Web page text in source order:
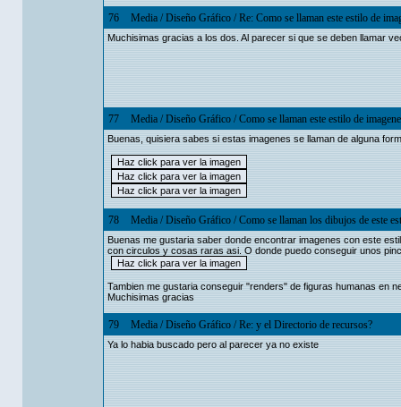
76 Media/Diseño Gráfico/Re: Como se llaman este estilo de
Muchisimas gracias a los dos. Al parecer si que se deben llamar
77 Media/Diseño Gráfico/Como se llaman este estilo de
Buenas, quisiera sabes si estas imagenes se llaman de alguna
78 Media/Diseño Gráfico/Como se llaman los dibujos de este
Buenas me gustaria saber donde encontrar imagenes con este
con circulos y cosas raras asi. O donde puedo conseguir unos
Tambien me gustaria conseguir "renders" de figuras humanas en
Muchisimas gracias
79 Media/Diseño Gráfico/Re: y el Directorio de recursos?
Ya lo habia buscado pero al parecer ya no existe